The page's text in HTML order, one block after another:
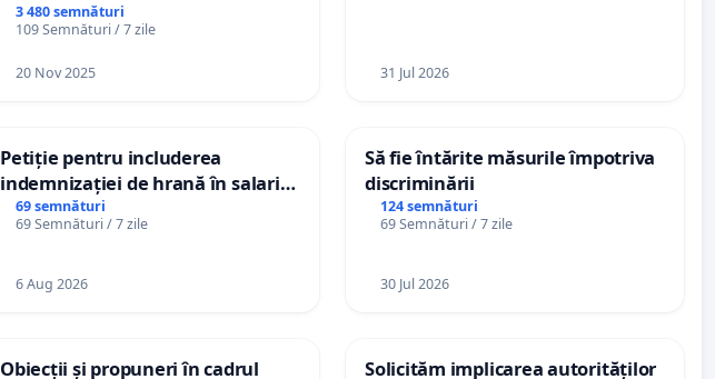
3 480 semnături
109 Semnături / 7 zile
20 Nov 2025 31 Jul 2026
Petiție pentru includerea
indemnizației de hrană în salariul
de bază și protejarea gradațiilor
de vechime pentru asistenții
69 semnături
69 Semnături / 7 zile
6 Aug 2026
Să fie întărite măsurile împotriva
discriminării
124 semnături
69 Semnături / 7 zile
30 Jul 2026
Obiecții și propuneri în cadrul
Solicităm implicarea autorităților